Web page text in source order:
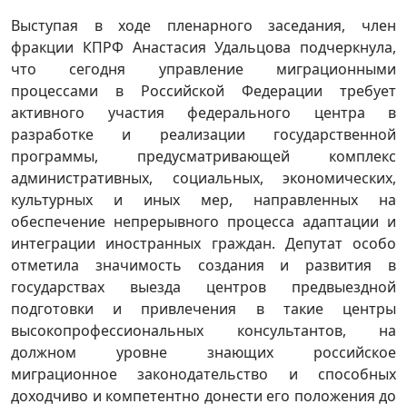
Выступая в ходе пленарного заседания, член
фракции КПРФ Анастасия Удальцова подчеркнула,
что сегодня управление миграционными
процессами в Российской Федерации требует
активного участия федерального центра в
разработке и реализации государственной
программы, предусматривающей комплекс
административных, социальных, экономических,
культурных и иных мер, направленных на
обеспечение непрерывного процесса адаптации и
интеграции иностранных граждан. Депутат особо
отметила значимость создания и развития в
государствах выезда центров предвыездной
подготовки и привлечения в такие центры
высокопрофессиональных консультантов, на
должном уровне знающих российское
миграционное законодательство и способных
доходчиво и компетентно донести его положения до